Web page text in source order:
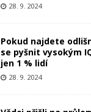
28. 9. 2024
Pokud najdete
se pyšnit vysokým
jen 1 % lidí
28. 9. 2024